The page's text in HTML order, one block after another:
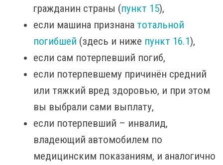
гражданин страны (пункт 15),
если машина признана тотальной
погибшей (здесь и ниже пункт 16.1),
если сам потерпевший погиб,
если потерпевшему причинён средний
или тяжкий вред здоровью, и при этом
вы выбрали сами выплату,
если потерпевший – инвалид,
владеющий автомобилем по
медицинским показаниям, и аналогично